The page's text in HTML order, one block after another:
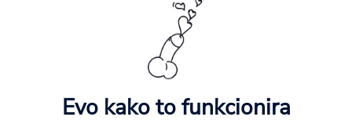
Evo kako to funkcionira